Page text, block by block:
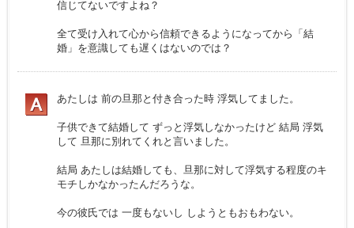
信じてないですよね？
全て受け入れて心から信頼できるようになってから「結
婚」を意識しても遅くはないのでは？
あたしは 前の旦那と付き合った時 浮気してました。
子供できて結婚して ずっと浮気しなかったけど 結局 浮気
して 旦那に別れてくれと言いました。
結局 あたしは結婚しても、旦那に対して浮気する程度のキ
モチしかなかったんだろうな。
今の彼氏では 一度もないし しようともおもわない。